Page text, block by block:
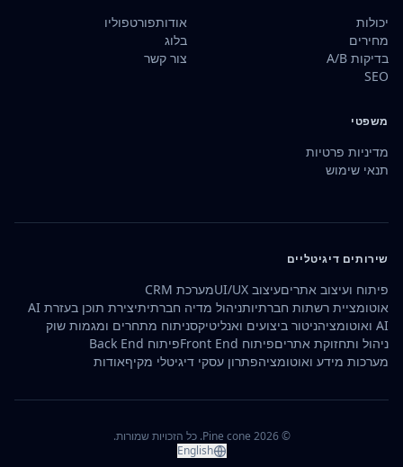
יכולות
מחירים
בדיקות A/B
SEO
אודותפורטפוליו
בלוג
צור קשר
משפטי
מדיניות פרטיות
תנאי שימוש
שירותים דיגיטליים
פיתוח ועיצוב אתריםעיצוב UI/UX
מערכת CRM
אוטומציית רשתות חברתיותניהול מדיה חברתיתיצירת תוכן בעזרת AI
AI ואוטומציה
ניטור ביצועים ואנליטיקסניתוח מתחרים ומגמות שוק
ניהול ותחזוקת אתריםפיתוח Front End
פיתוח Back End
מערכות מידע ואוטומציהפתרון עסקי דיגיטלי מקיףאודות
© 2026 Pine cone.
כל הזכויות שמורות.
English